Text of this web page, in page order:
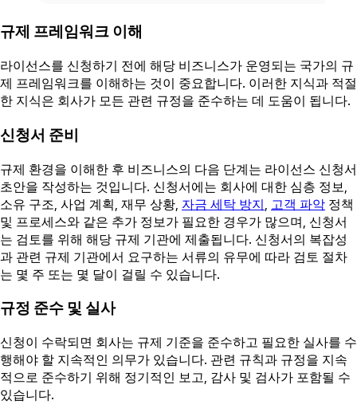
규제 프레임워크 이해
라이선스를 신청하기 전에 해당 비즈니스가 운영되는 국가의 규
제 프레임워크를 이해하는 것이 중요합니다. 이러한 지식과 적절
한 지식은 회사가 모든 관련 규정을 준수하는 데 도움이 됩니다.
신청서 준비
규제 환경을 이해한 후 비즈니스의 다음 단계는 라이선스 신청서
초안을 작성하는 것입니다. 신청서에는 회사에 대한 심층 정보,
소유 구조, 사업 계획, 재무 상황, 자금 세탁 방지 고객 파악 정책
및 프로세스와 같은 추가 정보가 필요한 경우가 많으며, 신청서
는 검토를 위해 해당 규제 기관에 제출됩니다. 신청서의 복잡성
과 관련 규제 기관에서 요구하는 서류의 유무에 따라 검토 절차
는 몇 주 또는 몇 달이 걸릴 수 있습니다.
규정 준수 및 실사
신청이 수락되면 회사는 규제 기준을 준수하고 필요한 실사를 수
행해야 할 지속적인 의무가 있습니다. 관련 규칙과 규정을 지속
적으로 준수하기 위해 정기적인 보고, 감사 및 검사가 포함될 수
있습니다.